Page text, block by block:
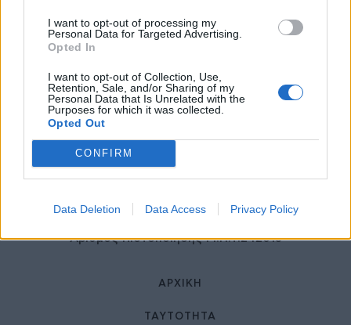
I want to opt-out of processing my
Personal Data for Targeted Advertising.
Opted In
I want to opt-out of Collection, Use,
Retention, Sale, and/or Sharing of my
Personal Data that Is Unrelated with the
Purposes for which it was collected.
Opted Out
CONFIRM
Data Deletion Data Access Privacy Policy
© HealthStories - All rights reserved.
Αριθμός Πιστοποίησης Μ.Η.Τ.242013
ΑΡΧΙΚΉ
ΤΑΥΤΌΤΗΤΑ